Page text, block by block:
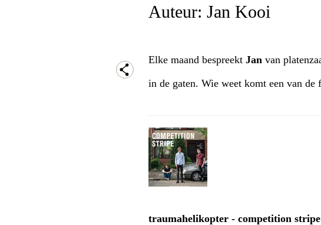
Auteur: Jan Kooi
Elke maand bespreekt Jan van
in de gaten. Wie weet komt een van de
traumahelikopter - competition stripe